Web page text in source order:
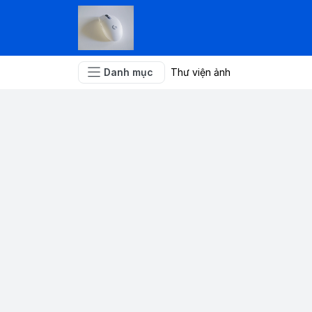
Danh mục Thư viện ảnh